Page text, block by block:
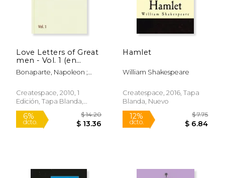
Love Letters of Great
men - Vol. 1 (en
Inglés)
Bonaparte, Napoleon ;
Gordon ; Churchill, Winston
Createspace, 2010, 1
Edición, Tapa Blanda,
Nuevo
Hamlet
William Shakespeare
Createspace, 2016, Tapa
Blanda, Nuevo